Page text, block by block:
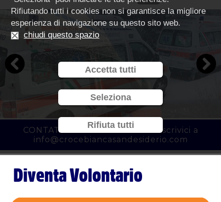
CONTATTACI al010 3450777
o scrivici a
info@crocebiancasandesiderio.com
Diventa Volontario
Rifiutando tutti i cookies non si garantisce la migliore
esperienza di navigazione su questo sito web.
chiudi questo spazio
Accetta tutti
Seleziona
Rifiuta tutti